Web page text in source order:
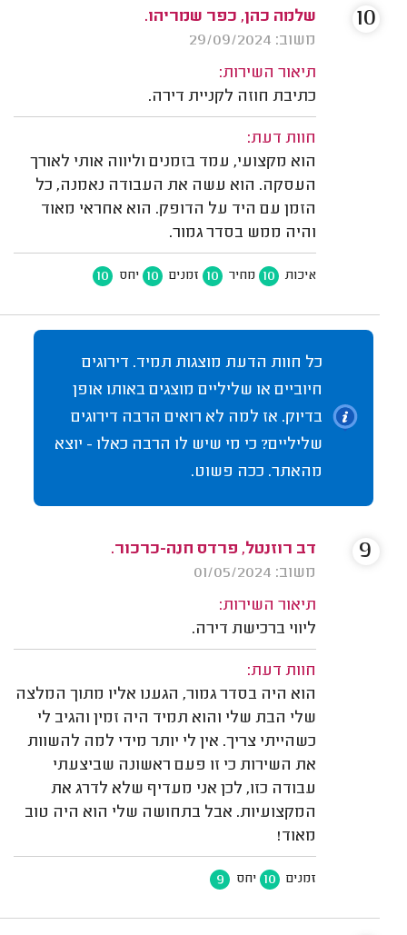
שלמה כהן, כפר שמריהו.
משוב: 29/09/2024
תיאור השירות:
כתיבת חוזה לקניית דירה.
חוות דעת:
הוא מקצועי, עמד בזמנים וליווה אותי לאורך
העסקה. הוא עשה את העבודה נאמנה, כל
הזמן עם היד על הדופק. הוא אחראי מאוד
והיה ממש בסדר גמור.
איכות 10 מחיר 10 זמנים 10 יחס 10
10
כל חוות הדעת מוצגות תמיד. דירוגים
חיוביים או שליליים מוצגים באותו אופן
בדיוק. אז למה לא רואים הרבה דירוגים
שליליים? כי מי שיש לו הרבה כאלו - יוצא
מהאתר. ככה פשוט.
דב רוזנטל, פרדס חנה-כרכור.
משוב: 01/05/2024
תיאור השירות:
ליווי ברכישת דירה.
חוות דעת:
הוא היה בסדר גמור, הגענו אליו מתוך המלצה
שלי הבת שלי והוא תמיד היה זמין והגיב לי
כשהייתי צריך. אין לי יותר מידי למה להשוות
את השירות כי זו פעם ראשונה שביצעתי
עבודה כזו, לכן אני מעדיף שלא לדרג את
המקצועיות. אבל בתחושה שלי הוא היה טוב
מאוד!
זמנים 10 יחס 9
9